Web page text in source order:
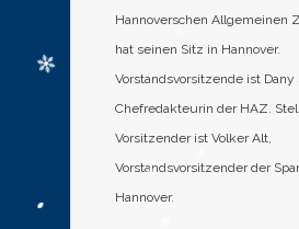
Hannoverschen Allgemeinen
hat seinen Sitz in Hannover.
Vorstandsvorsitzende ist Dany
Chefredakteurin der HAZ.
Vorsitzender ist Volker Alt,
Vorstandsvorsitzender der
Hannover.